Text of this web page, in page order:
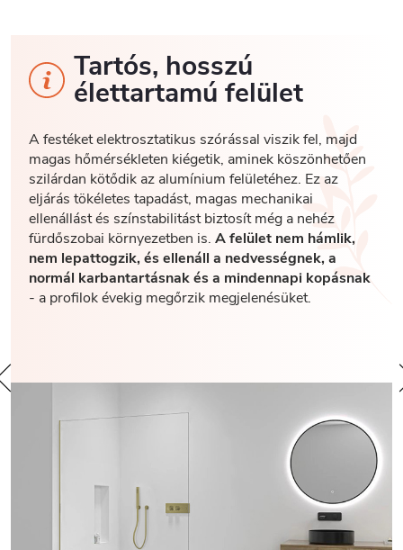
Tartós, hosszú
élettartamú felület
A festéket elektrosztatikus szórással viszik fel, majd
magas hőmérsékleten kiégetik, aminek köszönhetően
szilárdan kötődik az alumínium felületéhez. Ez az
eljárás tökéletes tapadást, magas mechanikai
ellenállást és színstabilitást biztosít még a nehéz
fürdőszobai környezetben is. A felület nem hámlik,
nem lepattogzik, és ellenáll a nedvességnek, a
normál karbantartásnak és a mindennapi kopásnak
- a profilok évekig megőrzik megjelenésüket.